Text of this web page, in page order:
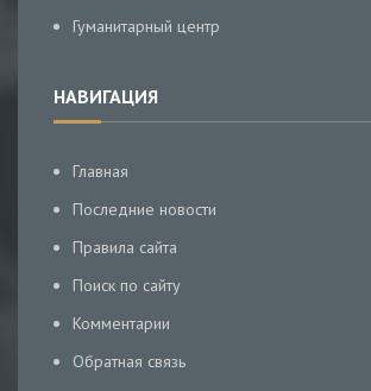
Гуманитарный центр
НАВИГАЦИЯ
Главная
Последние новости
Правила сайта
Поиск по сайту
Комментарии
Обратная связь